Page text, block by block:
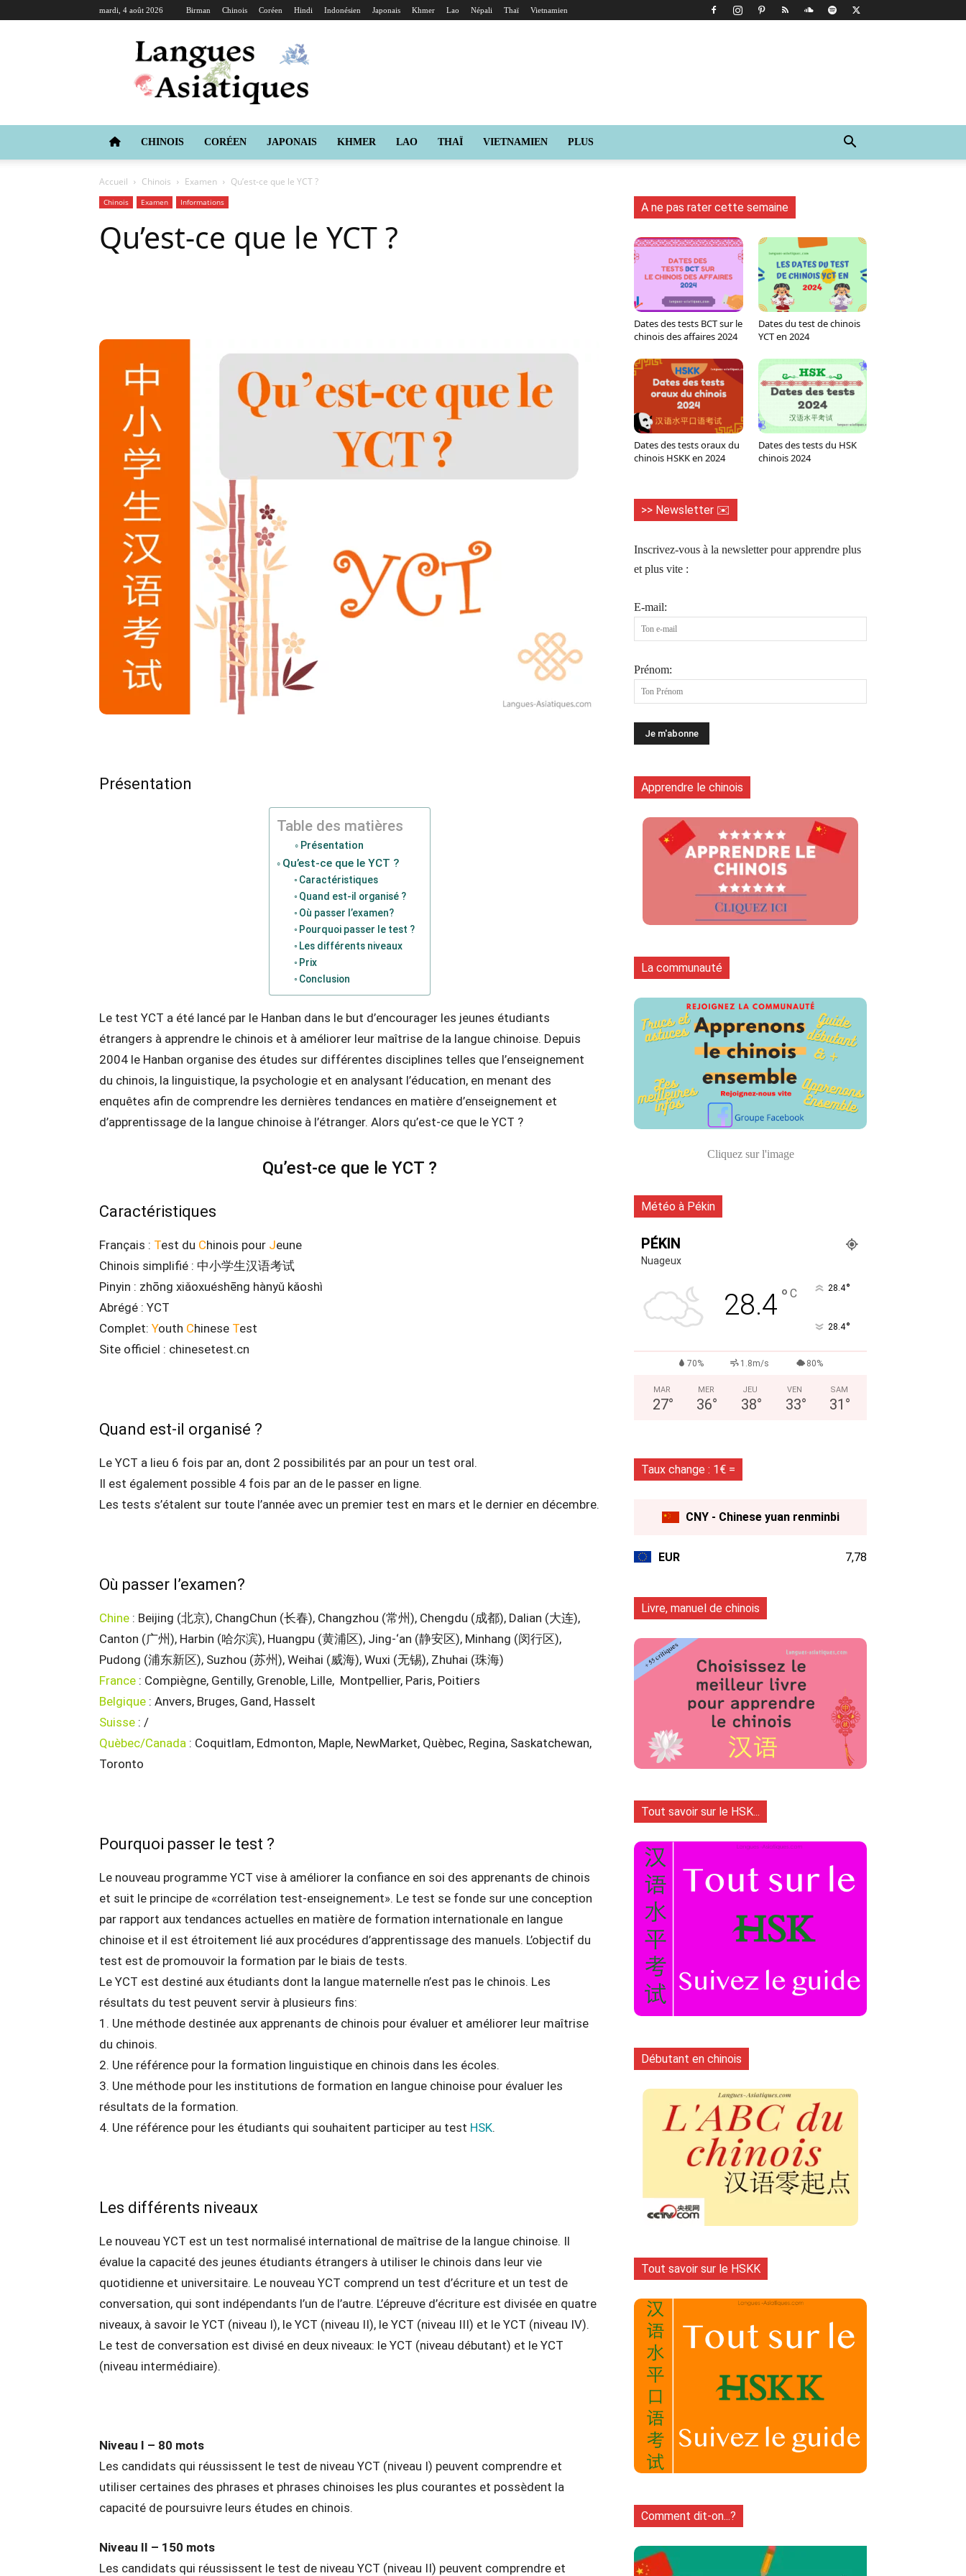
mardi, 4 août 2026 Birman Chinois Coréen Hindi Indonésien Japonais Khmer Lao Népali Thaï Vietnamien
Langues
Asiatiques
CHINOIS CORÉEN JAPONAIS KHMER LAO THAÏ VIETNAMIEN PLUS
Accueil Chinois Examen Qu’est-ce que le YCT ?
Chinois Examen Informations
Qu’est-ce que le YCT ?
Tumblr WhatsApp Viber
Présentation
Table des matières
Présentation
Qu’est-ce que le YCT ?
Caractéristiques
Quand est-il organisé ?
Où passer l’examen?
Pourquoi passer le test ?
Les différents niveaux
Prix
Conclusion
Le test YCT a été lancé par le Hanban dans le but d’encourager les jeunes étudiants
étrangers à apprendre le chinois et à améliorer leur maîtrise de la langue chinoise. Depuis
2004 le Hanban organise des études sur différentes disciplines telles que l’enseignement
du chinois, la linguistique, la psychologie et en analysant l’éducation, en menant des
enquêtes afin de comprendre les dernières tendances en matière d’enseignement et
d’apprentissage de la langue chinoise à l’étranger. Alors qu’est-ce que le YCT ?
Qu’est-ce que le YCT ?
Caractéristiques
Français : Test du Chinois pour Jeune
Chinois simplifié : 中小学生汉语考试
Pinyin : zhōng xiǎoxuéshēng hànyǔ kǎoshì
Abrégé : YCT
Complet: Youth Chinese Test
Site officiel : chinesetest.cn
Quand est-il organisé ?
Le YCT a lieu 6 fois par an, dont 2 possibilités par an pour un test oral.
Il est également possible 4 fois par an de le passer en ligne.
Les tests s’étalent sur toute l’année avec un premier test en mars et le dernier en décembre.
Où passer l’examen?
Chine : Beijing (北京), ChangChun (长春), Changzhou (常州), Chengdu (成都), Dalian (大连),
Canton (广州), Harbin (哈尔滨), Huangpu (黄浦区), Jing-‘an (静安区), Minhang (闵行区),
Pudong (浦东新区), Suzhou (苏州), Weihai (威海), Wuxi (无锡), Zhuhai (珠海)
France : Compiègne, Gentilly, Grenoble, Lille, Montpellier, Paris, Poitiers
Belgique : Anvers, Bruges, Gand, Hasselt
Suisse : /
Quèbec/Canada : Coquitlam, Edmonton, Maple, NewMarket, Quèbec, Regina, Saskatchewan,
Toronto
Pourquoi passer le test ?
Le nouveau programme YCT vise à améliorer la confiance en soi des apprenants de chinois
et suit le principe de «corrélation test-enseignement». Le test se fonde sur une conception
par rapport aux tendances actuelles en matière de formation internationale en langue
chinoise et il est étroitement lié aux procédures d’apprentissage des manuels. L’objectif du
test est de promouvoir la formation par le biais de tests.
Le YCT est destiné aux étudiants dont la langue maternelle n’est pas le chinois. Les
résultats du test peuvent servir à plusieurs fins:
1. Une méthode destinée aux apprenants de chinois pour évaluer et améliorer leur maîtrise
du chinois.
2. Une référence pour la formation linguistique en chinois dans les écoles.
3. Une méthode pour les institutions de formation en langue chinoise pour évaluer les
résultats de la formation.
4. Une référence pour les étudiants qui souhaitent participer au test HSK.
Les différents niveaux
Le nouveau YCT est un test normalisé international de maîtrise de la langue chinoise. Il
évalue la capacité des jeunes étudiants étrangers à utiliser le chinois dans leur vie
quotidienne et universitaire. Le nouveau YCT comprend un test d’écriture et un test de
conversation, qui sont indépendants l’un de l’autre. L’épreuve d’écriture est divisée en quatre
niveaux, à savoir le YCT (niveau I), le YCT (niveau II), le YCT (niveau III) et le YCT (niveau IV).
Le test de conversation est divisé en deux niveaux: le YCT (niveau débutant) et le YCT
(niveau intermédiaire).
Niveau I – 80 mots
Les candidats qui réussissent le test de niveau YCT (niveau I) peuvent comprendre et
utiliser certaines des phrases et phrases chinoises les plus courantes et possèdent la
capacité de poursuivre leurs études en chinois.
Niveau II – 150 mots
Les candidats qui réussissent le test de niveau YCT (niveau II) peuvent comprendre et
A ne pas rater cette semaine
Dates des tests BCT sur le
chinois des affaires 2024
Dates du test de chinois
YCT en 2024
Dates des tests oraux du
chinois HSKK en 2024
Dates des tests du HSK
chinois 2024
>> Newsletter ✉️
Inscrivez-vous à la newsletter pour apprendre plus
et plus vite :
E-mail:
Prénom:
Apprendre le chinois
La communauté
Cliquez sur l'image
Météo à Pékin
PÉKIN
Nuageux
28.4 ° C 28.4°
28.4°
70% 1.8m/s 80%
MAR
27°
MER
36°
JEU
38°
VEN
33°
SAM
31 °
Taux change : 1€ =
CNY - Chinese yuan renminbi
EUR 7,78
Livre, manuel de chinois
Tout savoir sur le HSK...
Débutant en chinois
Tout savoir sur le HSKK
Comment dit-on...?